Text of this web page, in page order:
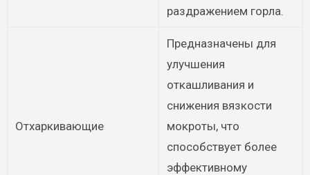
раздражением горла.
Отхаркивающие
Предназначены для
улучшения
откашливания и
снижения вязкости
мокроты, что
способствует более
эффективному